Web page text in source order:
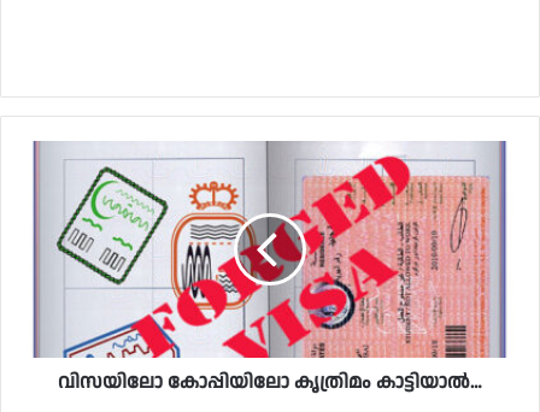
വിസയിലോ കോപ്പിയിലോ കൃത്രിമം കാട്ടിയാൽ…